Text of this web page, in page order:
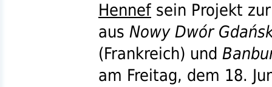
Hennef sein Projekt
aus Nowy Dwór
(Frankreich) und
am Freitag, dem 18.